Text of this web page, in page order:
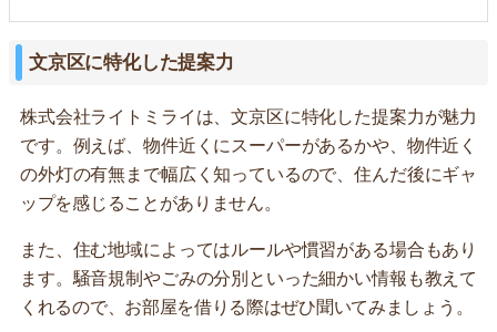
文京区に特化した提案力
株式会社ライトミライは、文京区に特化した提案力が魅力
です。例えば、物件近くにスーパーがあるかや、物件近く
の外灯の有無まで幅広く知っているので、住んだ後にギャ
ップを感じることがありません。
また、住む地域によってはルールや慣習がある場合もあり
ます。騒音規制やごみの分別といった細かい情報も教えて
くれるので、お部屋を借りる際はぜひ聞いてみましょう。